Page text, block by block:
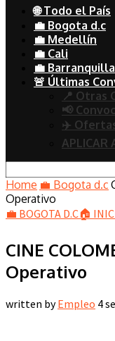
🌐 Todo el País
💼 Bogota d.c
💼 Medellín
💼 Cali
💼 Barranquilla
🚨 Últimas
📍 Otras
📢
✈️
APLICAR
Home 💼 Bogota d.c
Operativo
💼 BOGOTA D.C🏠
CINE
Operativo
written byEmpleo 4